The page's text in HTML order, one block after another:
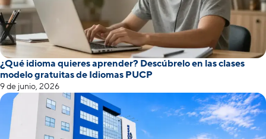
¿Qué idioma quieres aprender? Descúbrelo en las clases
modelo gratuitas de Idiomas PUCP
9 de junio, 2026